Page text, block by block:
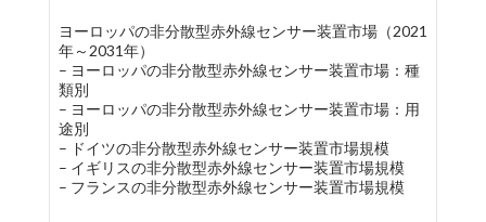
ヨーロッパの非分散型赤外線センサー装置市場（2021
年～2031年）
– ヨーロッパの非分散型赤外線センサー装置市場：種
類別
– ヨーロッパの非分散型赤外線センサー装置市場：用
途別
– ドイツの非分散型赤外線センサー装置市場規模
– イギリスの非分散型赤外線センサー装置市場規模
– フランスの非分散型赤外線センサー装置市場規模